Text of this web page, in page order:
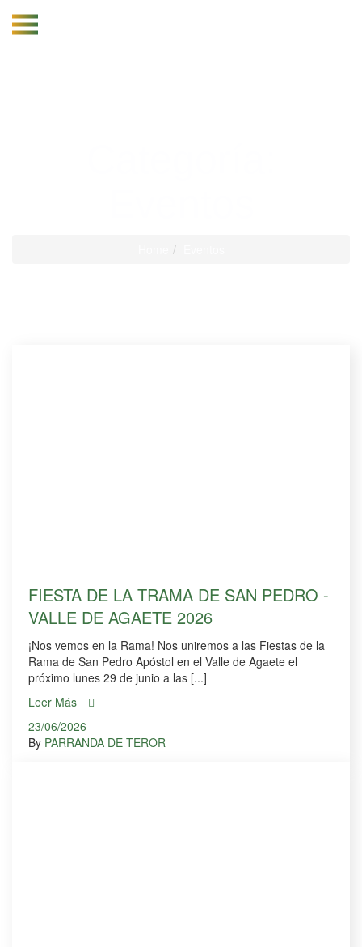
FIESTA DE LA TRAMA DE SAN PEDRO -
VALLE DE AGAETE 2026
¡Nos vemos en la Rama! Nos uniremos a las Fiestas de la
Rama de San Pedro Apóstol en el Valle de Agaete el
próximo lunes 29 de junio a las [...]
Leer Más
23/06/2026
By PARRANDA DE TEROR